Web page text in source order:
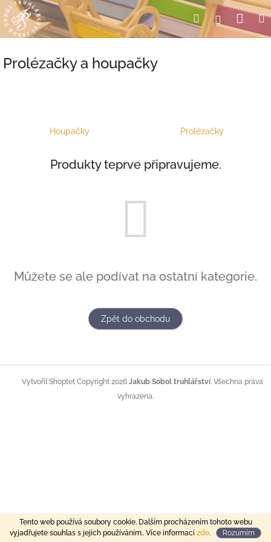
Tento web používá soubory cookie. Dalším procházením tohoto webu
vyjadřujete souhlas s jejich používáním.. Více informací zde. Rozumím
Přejít
na
obsah
HledatPřihlášení
Prolézačky a houpačky
Houpačky Prolézačky
Produkty teprve připravujeme.
Můžete se ale podívat na ostatní kategorie.
Zpět do obchodu
Vytvořil Shoptet Copyright 2026Jakub Sobol truhlářství. Všechna práva
vyhrazena.